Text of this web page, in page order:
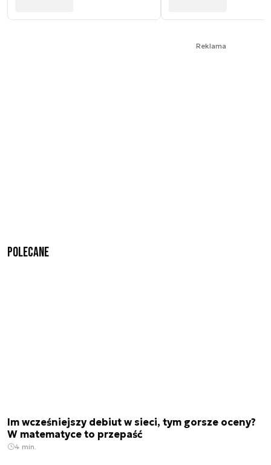
Reklama
Polecane
Im wcześniejszy debiut w sieci, tym gorsze oceny?
W matematyce to przepaść
4 min.